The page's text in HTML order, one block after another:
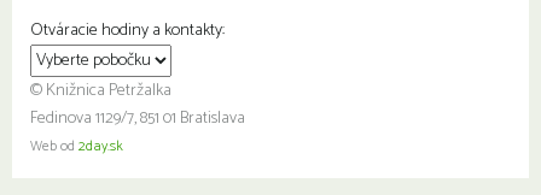
Otváracie hodiny a kontakty:
© Knižnica Petržalka
Fedinova 1129/7, 851 01 Bratislava
Web od 2day.sk